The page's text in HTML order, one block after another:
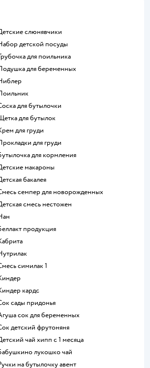
Детские слюнявчики
набор детской посуды
трубочка для поильника
подушка для беременных
ниблер
поильник
соска для бутылочки
щетка для бутылок
крем для груди
прокладки для груди
бутылочка для кормления
детские макароны
детская бакалея
смесь семпер для новорожденных
детская смесь нестожен
нан
беллакт продукция
кабрита
нутрилак
смесь симилак 1
киндер
киндер кардс
сок сады придонья
агуша сок для беременных
сок детский фрутоняня
детский чай хипп с 1 месяца
бабушкино лукошко чай
ручки на бутылочку авент